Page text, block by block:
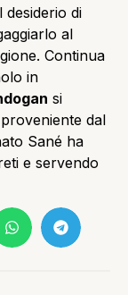
desiderio di
al
Continua
in
si
dal
Sané ha
e servendo